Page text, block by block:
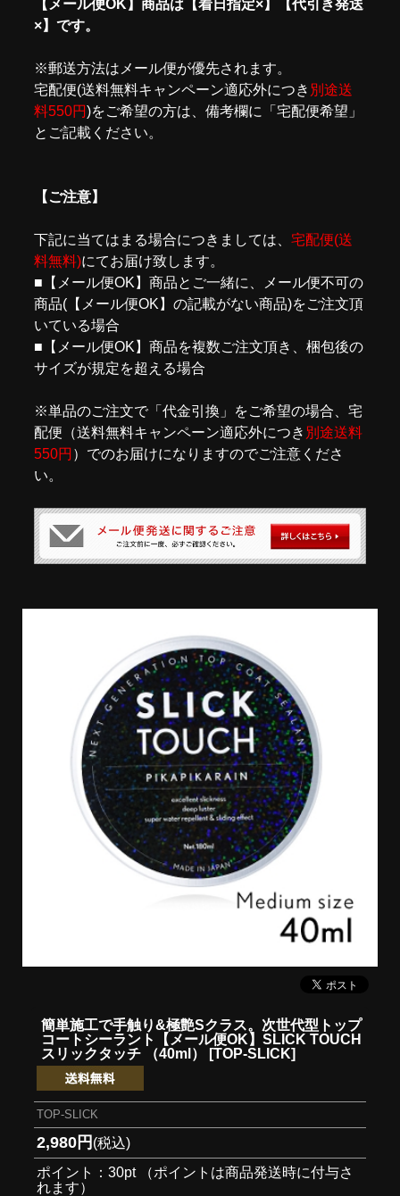
【メール便OK】商品は【着日指定×】【代引き発送
×】です。
※郵送方法はメール便が優先されます。
宅配便(送料無料キャンペーン適応外につき 別途送
料550円)をご希望の方は、備考欄に「宅配便希望」
とご記載ください。
【ご注意】
下記に当てはまる場合につきましては、 宅配便(送
料無料)にてお届け致します。
■【メール便OK】商品とご一緒に、メール便不可の
商品(【メール便OK】の記載がない商品)をご注文頂
いている場合
■【メール便OK】商品を複数ご注文頂き、梱包後の
サイズが規定を超える場合
※単品のご注文で「代金引換」をご希望の場合、宅
配便（送料無料キャンペーン適応外につき 別途送料
550円 ）でのお届けになりますのでご注意くださ
い。
簡単施工で手触り&極艶Sクラス。次世代型トップ
コートシーラント
【メール便OK】SLICK TOUCH
スリックタッチ （40ml） [TOP-SLICK]
TOP-SLICK
2,980円 (税込)
ポイント：30pt （ポイントは商品発送時に付与さ
れます）